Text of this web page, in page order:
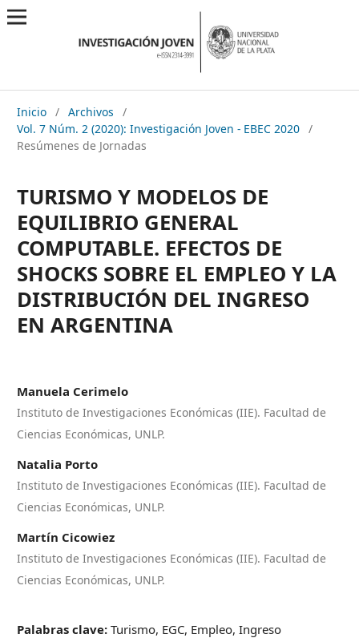
Inicio / Archivos
/
Vol. 7 Núm. 2 (2020): Investigación Joven - EBEC 2020 /
Resúmenes de Jornadas
TURISMO Y MODELOS DE
EQUILIBRIO GENERAL
COMPUTABLE. EFECTOS DE
SHOCKS SOBRE EL EMPLEO Y LA
DISTRIBUCIÓN DEL INGRESO
EN ARGENTINA
Manuela Cerimelo
Instituto de Investigaciones Económicas (IIE). Facultad de
Ciencias Económicas, UNLP.
Natalia Porto
Instituto de Investigaciones Económicas (IIE). Facultad de
Ciencias Económicas, UNLP.
Martín Cicowiez
Instituto de Investigaciones Económicas (IIE). Facultad de
Ciencias Económicas, UNLP.
Palabras clave:Turismo, EGC, Empleo, Ingreso